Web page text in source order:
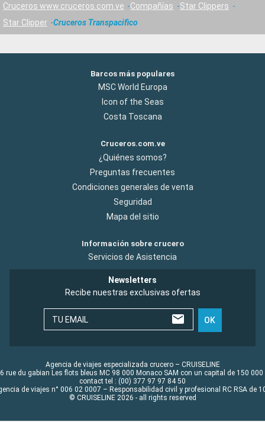
Cruceros www.cruceros.com.ve Compañías
Star Clippers
Star Clipper
Cruceros Transpacifico
Barcos más populares
MSC World Europa
Icon of the Seas
Costa Toscana
Cruceros.com.ve
¿Quiénes somos?
Preguntas frecuentes
Condiciones generales de venta
Seguridad
Mapa del sitio
Información sobre crucero
Servicios de Asistencia
Newsletters
Recibe nuestras exclusivas ofertas
TU EMAIL OK
Agencia de viajes especializada crucero – CRUISELINE
rue du gabian Les flots bleus MC 98 000 Monaco SAM con un capital de 150 000
contact tel : (00) 377 97 97 84 50
de viajes n° 006 02 0007 – Responsabilidad civil y profesional RC RSA de
© CRUISELINE 2026 - all rights reserved